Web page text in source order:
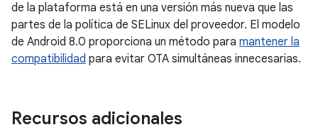
de la plataforma está en una versión más nueva que las
partes de la política de SELinux del proveedor. El modelo
de Android 8.0 proporciona un método para mantener la
compatibilidad para evitar OTA simultáneas innecesarias.
Recursos adicionales